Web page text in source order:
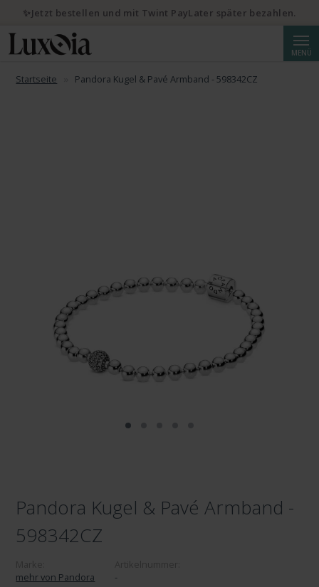
MENÜ
Startseite Pandora Kugel & Pavé Armband - 598342CZ
Pandora Kugel & Pavé Armband -
598342CZ
mehr von Pandora
-
✨Jetzt bestellen und mit Twint PayLater später bezahlen.